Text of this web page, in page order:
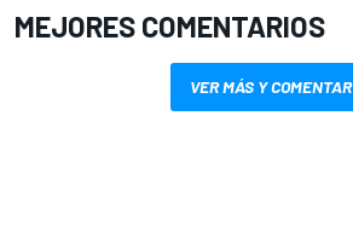
MEJORES COMENTARIOS
VER MÁS Y COMENTAR